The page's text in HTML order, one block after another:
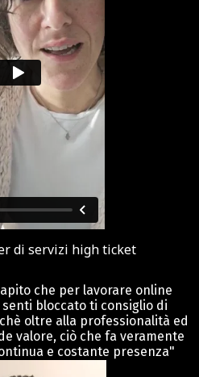
di servizi high ticket
che per lavorare online
bloccato ti consiglio di
oltre alla professionalità ed
valore, ciò che fa veramente
e costante presenza"